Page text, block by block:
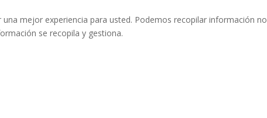
mejor experiencia para usted. Podemos recopilar información
se recopila y gestiona.